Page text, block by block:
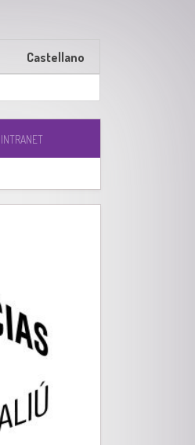
Castellano
INTRANET